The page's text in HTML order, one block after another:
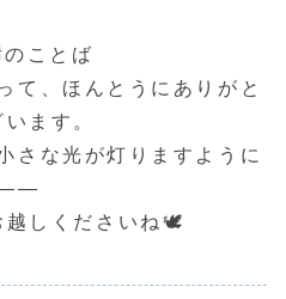
登場
は、
た
さま
を向
ま
たと
って語られまし
代を見分けようと
──。この御言葉に
は、外側の現象で
はなく、心の内側
を見つめるように
が、イエス
たちに「怒
はなく「愛
のことば
て、ほんとうにありがと
います。
さな光が灯りますように
越しくださいね🕊️